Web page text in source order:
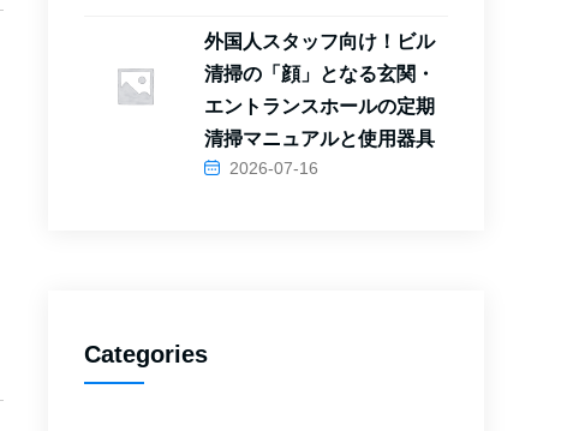
外国人スタッフ向け！ビル
清掃の「顔」となる玄関・
エントランスホールの定期
清掃マニュアルと使用器具
2026-07-16
Categories